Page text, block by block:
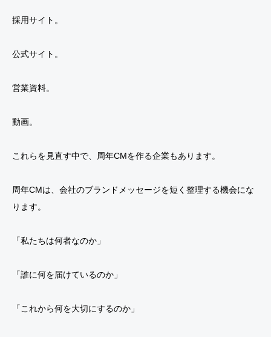
採用サイト。
公式サイト。
営業資料。
動画。
これらを見直す中で、周年CMを作る企業もあります。
周年CMは、会社のブランドメッセージを短く整理する機会にな
ります。
「私たちは何者なのか」
「誰に何を届けているのか」
「これから何を大切にするのか」